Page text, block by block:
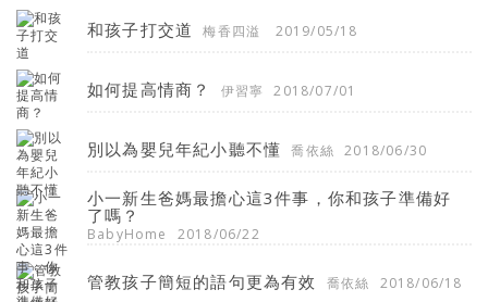
和孩子打交道 梅香四溢 2019/05/18
如何提高情商？ 伊習寧 2018/07/01
別以為嬰兒年紀小聽不懂 喬依絲 2018/06/30
小一新生爸媽最擔心這3件事，你和孩子準備好
了嗎？
BabyHome 2018/06/22
管教孩子簡短的語句更為有效 喬依絲 2018/06/18